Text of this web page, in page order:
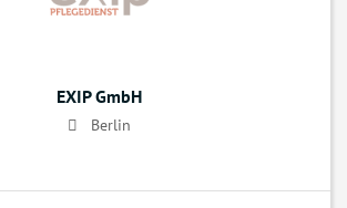
EXIP GmbH
Berlin